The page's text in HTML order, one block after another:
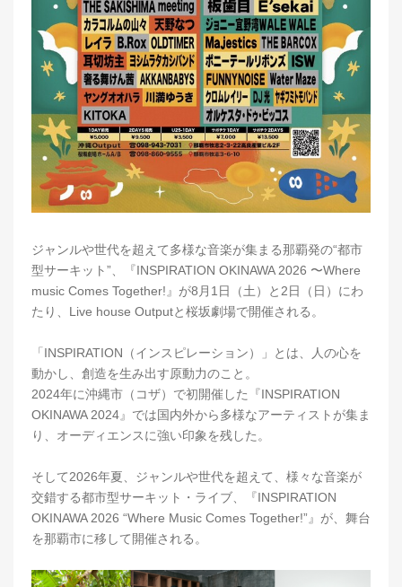
ジャンルや世代を超えて多様な音楽が集まる那覇発の“都市
型サーキット”、『INSPIRATION OKINAWA 2026 〜Where
music Comes Together!』が8月1日（土）と2日（日）にわ
たり、Live house Outputと桜坂劇場で開催される。
「INSPIRATION（インスピレーション）」とは、人の心を
動かし、創造を生み出す原動力のこと。
2024年に沖縄市（コザ）で初開催した『INSPIRATION
OKINAWA 2024』では国内外から多様なアーティストが集ま
り、オーディエンスに強い印象を残した。
そして2026年夏、ジャンルや世代を超えて、様々な音楽が
交錯する都市型サーキット・ライブ、『INSPIRATION
OKINAWA 2026 “Where Music Comes Together!”』が、舞台
を那覇市に移して開催される。